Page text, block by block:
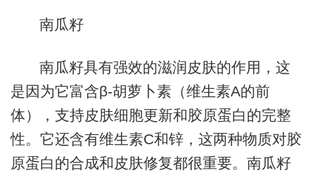
南瓜籽
南瓜籽具有强效的滋润皮肤的作用，这
是因为它富含β-胡萝卜素（维生素A的前
体），支持皮肤细胞更新和胶原蛋白的完整
性。它还含有维生素C和锌，这两种物质对胶
原蛋白的合成和皮肤修复都很重要。南瓜籽